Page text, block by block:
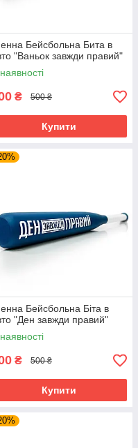
Бейсбольна Бита в
"Ваньок завжди правий"
₴ 500 ₴
Купити
Бейсбольна Біта в
"Ден завжди правий"
₴ 500 ₴
Купити